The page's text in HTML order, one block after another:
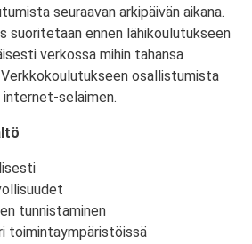
seuraavan arkipäivän aikana.
suoritetaan ennen lähikoulutukseen
verkossa mihin tahansa
Verkkokoulutukseen osallistumista
selaimen.
tunnistaminen
toimintaympäristöissä